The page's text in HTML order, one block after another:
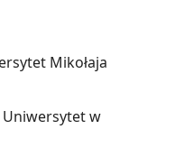
Mikołaja
Uniwersytet w